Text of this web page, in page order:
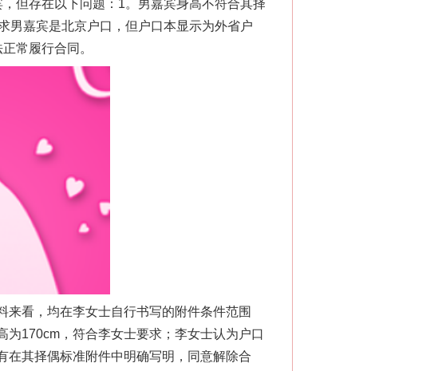
但存在以下问题：1。男嘉宾身高不符合其择
男嘉宾是北京户口，但户口本显示为外省户
常履行合同。
看，均在李女士自行书写的附件条件范围
170cm，符合李女士要求；李女士认为户口
在其择偶标准附件中明确写明，同意解除合